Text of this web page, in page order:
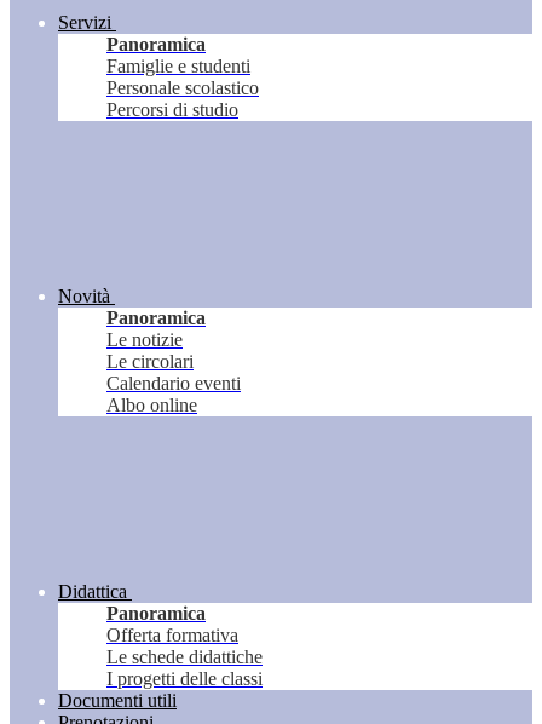
Servizi
Panoramica
Famiglie e studenti
Personale scolastico
Percorsi di studio
Novità
Panoramica
Le notizie
Le circolari
Calendario eventi
Albo online
Didattica
Panoramica
Offerta formativa
Le schede didattiche
I progetti delle classi
Documenti utili